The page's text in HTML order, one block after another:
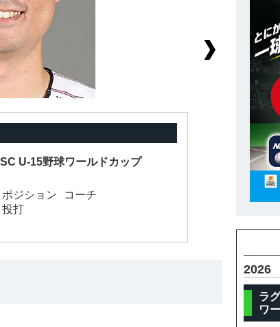
U-15野球ワールドカップ
ポジション
コーチ
投打
2026
ラ
ワ